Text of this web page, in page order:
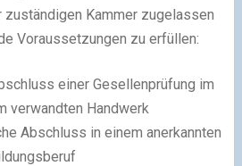
Kammer zugelassen
Voraussetzungen zu erfüllen:
einer Gesellenprüfung im
verwandten Handwerk
Abschluss in einem anerkannten